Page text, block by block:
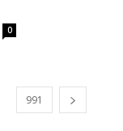
0
991